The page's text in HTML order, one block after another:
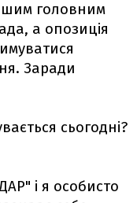
головним
а опозиція
Заради
сьогодні?
і я особисто